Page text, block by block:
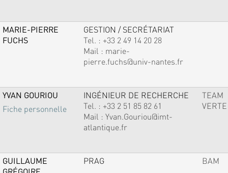
MARIE-PIERRE
FUCHS
GESTION / SECRÉTARIAT
Tel. : +33 2 49 14 20 28
Mail : marie-
pierre.fuchs@univ-nantes.fr
YVAN GOURIOU
Fiche personnelle
INGÉNIEUR DE RECHERCHE
Tel. : +33 2 51 85 82 61
Mail : Yvan.Gouriou@imt-
atlantique.fr
TEAM
VERTE
GUILLAUME
PRAG BAM